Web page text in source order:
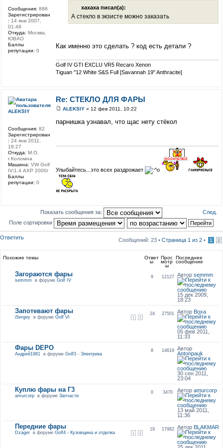
xaxaxa писал(а):
А стекло в экзисте можно заказать
Как именно это сделать ? код есть детали ?
Golf IV GTI EXCLU VR5 Recaro Xenon
Tiguan "12 White S&S Full [Savannah 19" Anthracite]
Сообщения: 886
Зарегистрирован
: 14 янв 2007,
01:48
Откуда: Москва,
ЮВАО
Баллы
репутации: 0
Re: СТЕКЛО ДЛЯ ФАРЫ
ALEKSIY» 12 фев 2011, 10:22
парнишка узнавал, что щас нету стёкол
Улыбайтесь...это всех раздрожает
ALEKSIY
Сообщения: 82
Зарегистрирован
: 24 янв 2011,
18:27
Откуда: М.О.
г.Коломна
Машина: VW Golf
IV-1.4 АХР 2000г
Баллы
репутации: 0
След.
Показать сообщения за:
Поле сортировки
Ответить Сообщений: 23 • Страница 1 из 2 • 1 2
Похожие темы Ответ
ы
Прос
мотр
ы
Последнее
сообщение
Загораются фары
semmm в форуме Golf IV
9 12127 Авторsemmm
15 дек 2009,
18:23
Запотевают фары
1 2
iSergeyв форуме Golf VI
24 27501 Автор Воха
05 фев 2011,
11:33
Фары DEPO
Андрей1981в форуме Golf3 - Электрика
8 14619
Автор
Antonpauk
30 сен 2011,
23:04
Куплю фары на Г3
amurcorpв форуме Запчасти
0 3470 Авторamurcorp
13 май 2011,
11:36
Передние фары
1 2
Dzagerв форуме Golf4 - Кузовщина и отделка
19 17982 Автор BLAKMAR